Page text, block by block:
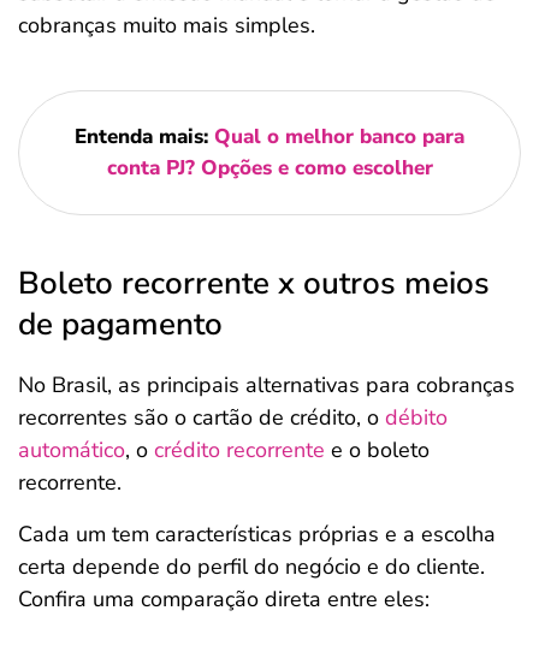
cobranças muito mais simples.
Entenda mais: Qual o melhor banco para
conta PJ? Opções e como escolher
Boleto recorrente x outros meios
de pagamento
No Brasil, as principais alternativas para cobranças
recorrentes são o cartão de crédito, o débito
automático, o crédito recorrente e o boleto
recorrente.
Cada um tem características próprias e a escolha
certa depende do perfil do negócio e do cliente.
Confira uma comparação direta entre eles: